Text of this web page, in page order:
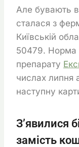
Але бувають
сталася з
Київській
50479. Норма
препарату
числах липня
наступну
З’явилися
замість